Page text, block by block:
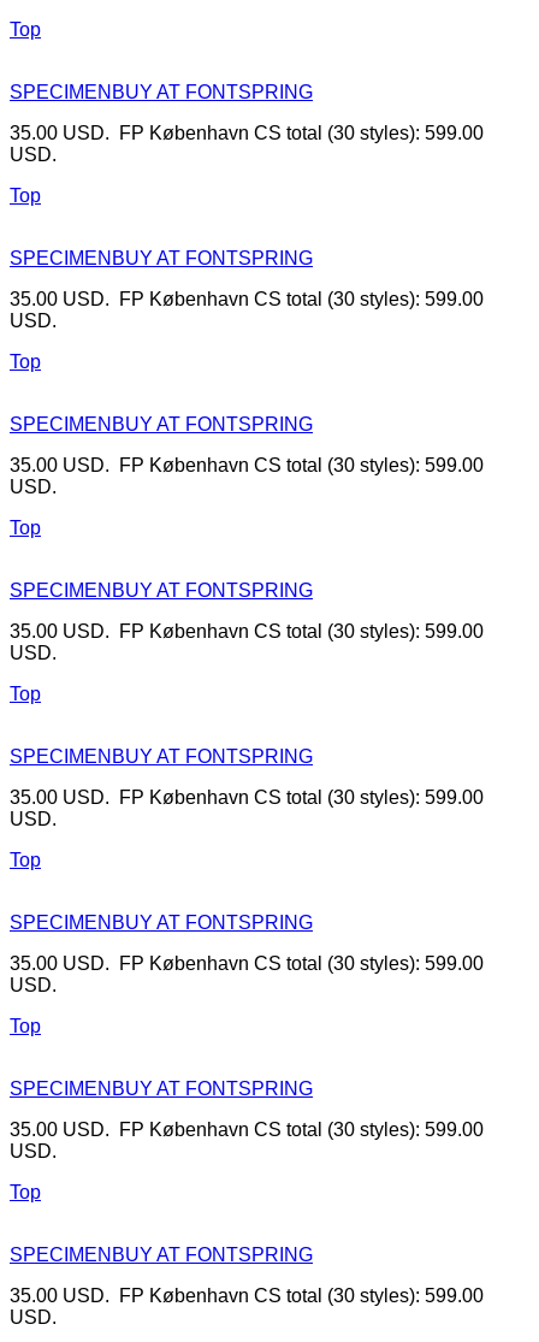
Top
SPECIMEN BUY AT FONTSPRING
35.00 USD. FP København CS total (30 styles): 599.00
USD.
Top
SPECIMEN BUY AT FONTSPRING
35.00 USD. FP København CS total (30 styles): 599.00
USD.
Top
SPECIMEN BUY AT FONTSPRING
35.00 USD. FP København CS total (30 styles): 599.00
USD.
Top
SPECIMEN BUY AT FONTSPRING
35.00 USD. FP København CS total (30 styles): 599.00
USD.
Top
SPECIMEN BUY AT FONTSPRING
35.00 USD. FP København CS total (30 styles): 599.00
USD.
Top
SPECIMEN BUY AT FONTSPRING
35.00 USD. FP København CS total (30 styles): 599.00
USD.
Top
SPECIMEN BUY AT FONTSPRING
35.00 USD. FP København CS total (30 styles): 599.00
USD.
Top
SPECIMEN BUY AT FONTSPRING
35.00 USD. FP København CS total (30 styles): 599.00
USD.